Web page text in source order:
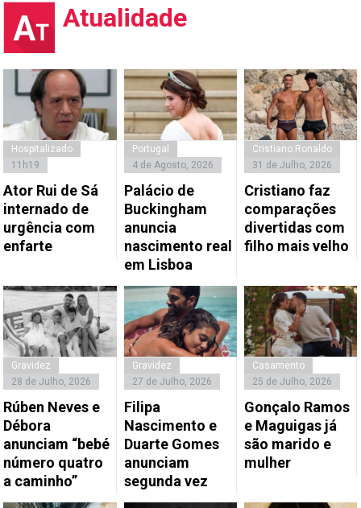
Atualidade
Hospitalizado
11h19
Ator Rui de Sá
internado de
urgência com
enfarte
Portugal
4 de Agosto, 2026
Palácio de
Buckingham
anuncia
nascimento real
em Lisboa
Cristiano Ronaldo
31 de Julho, 2026
Cristiano faz
comparações
divertidas com
filho mais velho
Gravidez
28 de Julho, 2026
Rúben Neves e
Débora
anunciam “bebé
número quatro
a caminho”
Gravidez
27 de Julho, 2026
Filipa
Nascimento e
Duarte Gomes
anunciam
segunda vez
Casamento
25 de Julho, 2026
Gonçalo Ramos
e Maguigas já
são marido e
mulher